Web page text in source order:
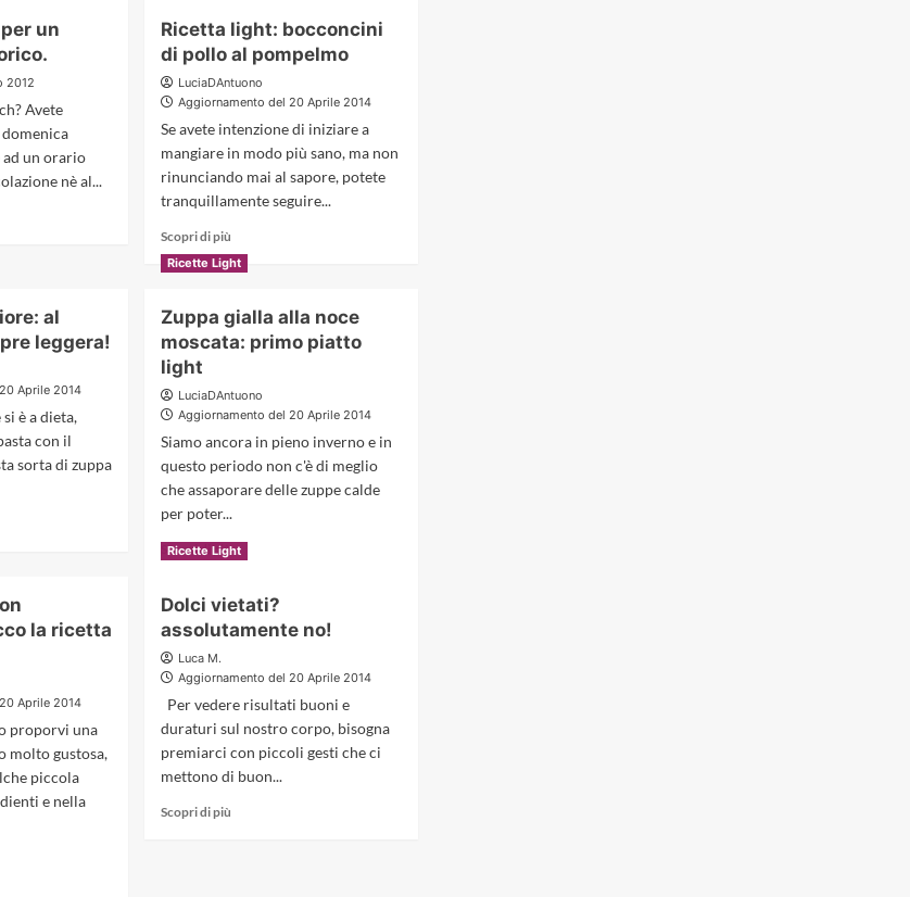
Pollo
al
è
molto
light?
un
2012
Avete
ad un orario
nè al...
Ricetta light: bocconcini
di pollo al pompelmo
LuciaDAntuono
Aggiornamento del 20 Aprile 2014
Se avete intenzione di iniziare a
mangiare in modo più sano, ma non
rinunciando mai al sapore, potete
tranquillamente seguire...
Scopri di più
more
about
light:
bocconcini
al
pompelmo
al
leggera!
Aprile 2014
è a dieta,
con il
sorta di zuppa
Ricette Light
Zuppa gialla alla noce
moscata: primo piatto
light
LuciaDAntuono
Aggiornamento del 20 Aprile 2014
Siamo ancora in pieno inverno e in
questo periodo non c'è di meglio
che assaporare delle zuppe calde
per poter...
Scopri di piùRead
more
Zuppa
gialla
primo
piatto
light
la ricetta
Aprile 2014
proporvi una
molto gustosa,
piccola
e nella
Ricette Light
Dolci vietati?
assolutamente no!
Luca M.
Aggiornamento del 20 Aprile 2014
Per vedere risultati buoni e
duraturi sul nostro corpo, bisogna
premiarci con piccoli gesti che ci
mettono di buon...
Scopri di più